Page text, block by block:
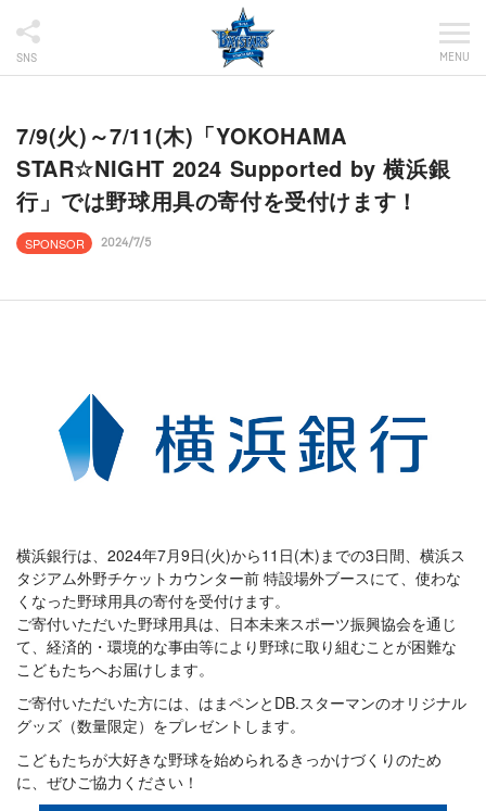
SNS MENU
7/9(火)～7/11(木)「YOKOHAMA
STAR☆NIGHT 2024 Supported by 横浜銀
行」では野球用具の寄付を受付けます！
SPONSOR 2024/7/5
横浜銀行は、2024年7月9日(火)から11日(木)までの3日間、横浜ス
タジアム外野チケットカウンター前 特設場外ブースにて、使わな
くなった野球用具の寄付を受付けます。
ご寄付いただいた野球用具は、日本未来スポーツ振興協会を通じ
て、経済的・環境的な事由等により野球に取り組むことが困難な
こどもたちへお届けします。
ご寄付いただいた方には、はまペンとDB.スターマンのオリジナル
グッズ（数量限定）をプレゼントします。
こどもたちが大好きな野球を始められるきっかけづくりのため
に、ぜひご協力ください！